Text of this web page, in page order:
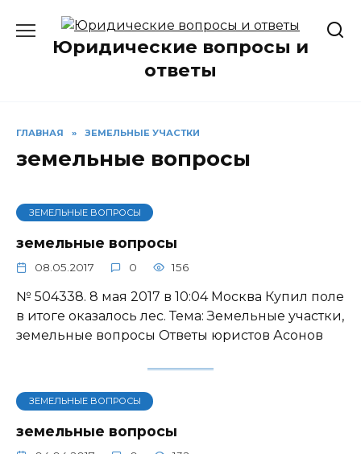
содержаниюЮридические вопросы и
ответы
ГЛАВНАЯ » ЗЕМЕЛЬНЫЕ УЧАСТКИ
земельные вопросы
ЗЕМЕЛЬНЫЕ ВОПРОСЫ
земельные вопросы
08.05.2017 0 156
№ 504338. 8 мая 2017 в 10:04 Москва Купил поле
в итоге оказалось лес. Тема: Земельные участки,
земельные вопросы Ответы юристов Асонов
ЗЕМЕЛЬНЫЕ ВОПРОСЫ
земельные вопросы